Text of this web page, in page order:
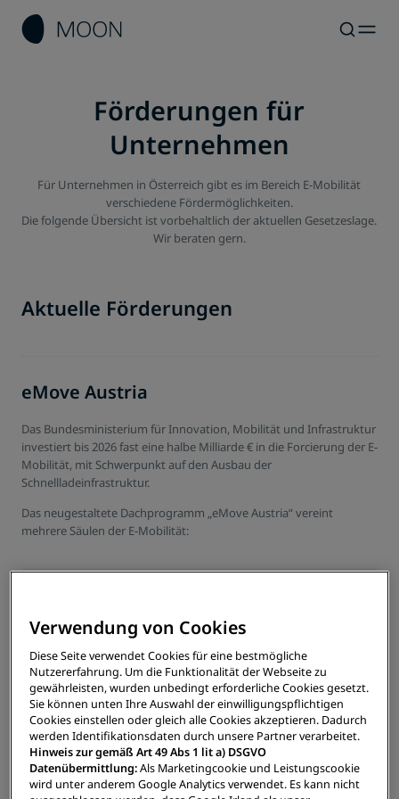
Förderungen für
Unternehmen
Für Unternehmen in Österreich gibt es im Bereich E-Mobilität
verschiedene Fördermöglichkeiten.
Die folgende Übersicht ist vorbehaltlich der aktuellen Gesetzeslage.
Wir beraten gern.
Aktuelle Förderungen
eMove Austria
Das Bundesministerium für Innovation, Mobilität und Infrastruktur
investiert bis 2026 fast eine halbe Milliarde € in die Forcierung der E-
Mobilität, mit Schwerpunkt auf den Ausbau der
Schnellladeinfrastruktur.
Das neugestaltete Dachprogramm „eMove Austria“ vereint
mehrere Säulen der E-Mobilität:
alle Maßnahmen zum Ausbau der öffentlichen
Ladeinfrastruktur
eBus
alle Maßnahmen zum Umstieg von konventionellen
auf emissionsfreie Antriebe bei Bussen
Verwendung von Cookies
Diese Seite verwendet Cookies für eine bestmögliche
Nutzererfahrung. Um die Funktionalität der Webseite zu
gewährleisten, wurden unbedingt erforderliche Cookies gesetzt.
Sie können unten Ihre Auswahl der einwilligungspflichtigen
Cookies einstellen oder gleich alle Cookies akzeptieren. Dadurch
werden Identifikationsdaten durch unsere Partner verarbeitet.
Hinweis zur gemäß Art 49 Abs 1 lit a) DSGVO
Datenübermittlung:Als Marketingcookie und Leistungscookie
wird unter anderem Google Analytics verwendet. Es kann nicht